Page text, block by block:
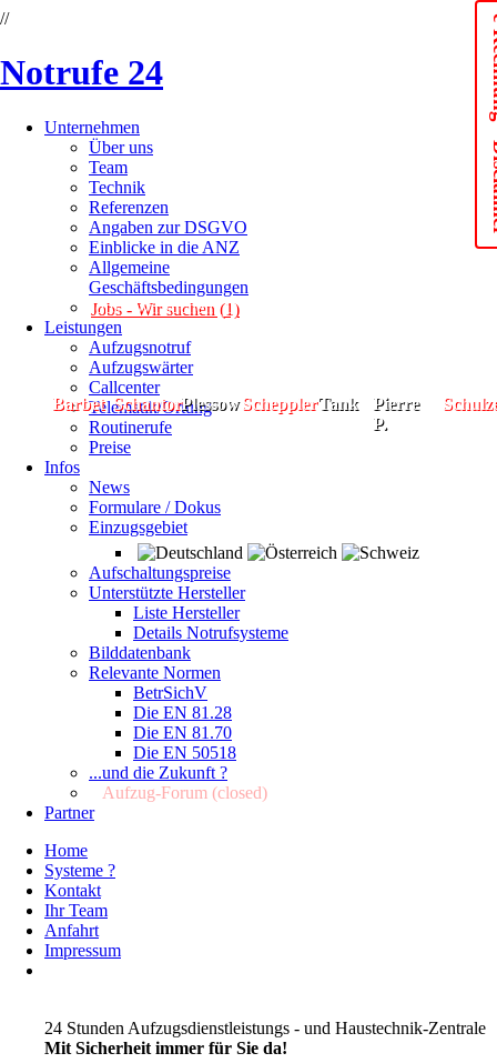
//
Notrufe 24
Unternehmen
Über uns
Team
Technik
Referenzen
Angaben zur DSGVO
Einblicke in die ANZ
Allgemeine
Geschäftsbedingungen
Jobs - Wir suchen (1)
Leistungen
Aufzugsnotruf
Aufzugswärter
Callcenter
Telematik/Ortung
Routinerufe
Preise
Infos
News
Formulare / Dokus
Einzugsgebiet
Aufschaltungspreise
Unterstützte Hersteller
Liste Hersteller
Details Notrufsysteme
Bilddatenbank
Relevante Normen
BetrSichV
Die EN 81.28
Die EN 81.70
Die EN 50518
...und die Zukunft ?
Aufzug-Forum (closed)
Partner
Home
Systeme ?
Kontakt
Ihr Team
Anfahrt
Impressum
24 Stunden Aufzugsdienstleistungs - und Haustechnik-Zentrale
Mit Sicherheit immer für Sie da!
e-
Barbet
Barbet Schantor
SchantorPlessow
Plessow Scheppler
SchepplerTank
Tank
Pierre
P.
Pierre
P.